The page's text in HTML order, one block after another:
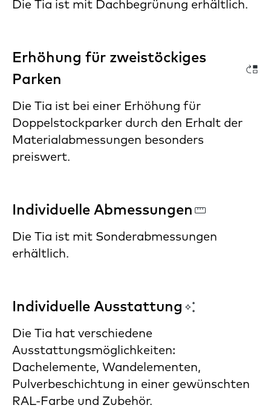
Die Tia ist mit Dachbegrünung erhältlich.
Erhöhung für zweistöckiges
Parken
Die Tia ist bei einer Erhöhung für
Doppelstockparker durch den Erhalt der
Materialabmessungen besonders
preiswert.
Individuelle Abmessungen
Die Tia ist mit Sonderabmessungen
erhältlich.
Individuelle Ausstattung
Die Tia hat verschiedene
Ausstattungsmöglichkeiten:
Dachelemente, Wandelementen,
Pulverbeschichtung in einer gewünschten
RAL-Farbe und Zubehör.